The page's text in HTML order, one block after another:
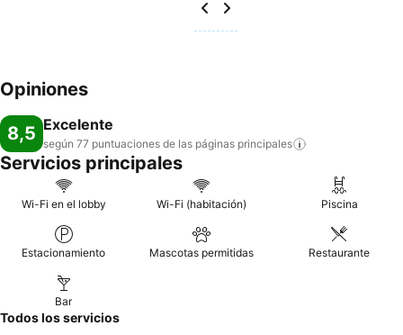
Opiniones
8,5 Excelente
según 77 puntuaciones de las páginas principales
Servicios principales
Wi-Fi en el lobby Wi-Fi (habitación) Piscina
Estacionamiento Mascotas permitidas Restaurante
Bar
Todos los servicios